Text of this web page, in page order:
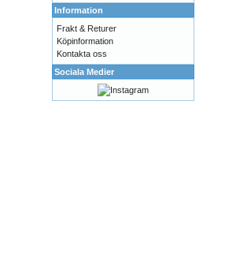
Information
Frakt & Returer
Köpinformation
Kontakta oss
Sociala Medier